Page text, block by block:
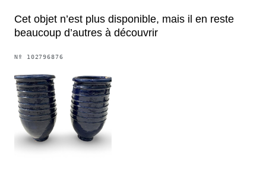
Cet objet n’est plus disponible, mais il en reste
beaucoup d’autres à découvrir
Nº 102796876